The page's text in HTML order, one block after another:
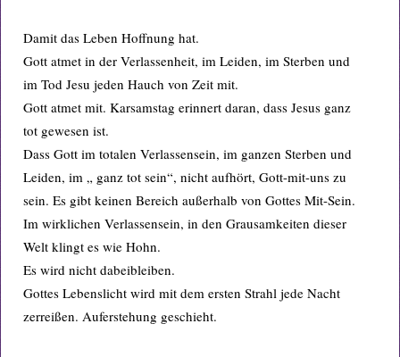
Damit das Leben Hoffnung hat.
Gott atmet in der Verlassenheit, im Leiden, im Sterben und
im Tod Jesu jeden Hauch von Zeit mit.
Gott atmet mit. Karsamstag erinnert daran, dass Jesus ganz
tot gewesen ist.
Dass Gott im totalen Verlassensein, im ganzen Sterben und
Leiden, im „ ganz tot sein“, nicht aufhört, Gott-mit-uns zu
sein. Es gibt keinen Bereich außerhalb von Gottes Mit-Sein.
Im wirklichen Verlassensein, in den Grausamkeiten dieser
Welt klingt es wie Hohn.
Es wird nicht dabeibleiben.
Gottes Lebenslicht wird mit dem ersten Strahl jede Nacht
zerreißen. Auferstehung geschieht.